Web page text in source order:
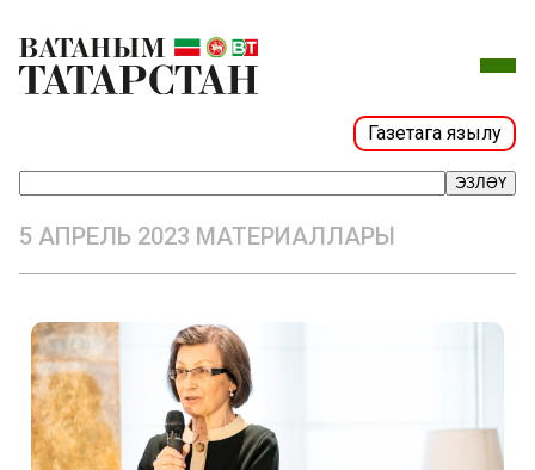
Газетага язылу
ЭЗЛӘҮ
5 АПРЕЛЬ 2023 МАТЕРИАЛЛАРЫ